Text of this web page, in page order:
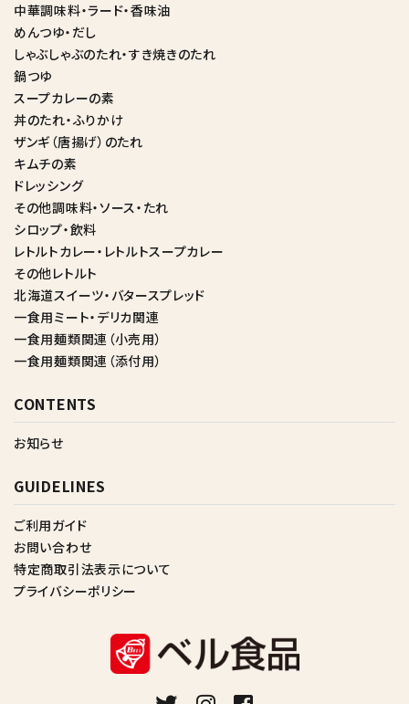
中華調味料・ラード・香味油
めんつゆ・だし
しゃぶしゃぶのたれ・すき焼きのたれ
鍋つゆ
スープカレーの素
丼のたれ・ふりかけ
ザンギ（唐揚げ）のたれ
キムチの素
ドレッシング
その他調味料・ソース・たれ
シロップ・飲料
レトルトカレー・レトルトスープカレー
その他レトルト
北海道スイーツ・バタースプレッド
一食用ミート・デリカ関連
一食用麺類関連（小売用）
一食用麺類関連（添付用）
CONTENTS
お知らせ
GUIDELINES
ご利用ガイド
お問い合わせ
特定商取引法表示について
プライバシーポリシー